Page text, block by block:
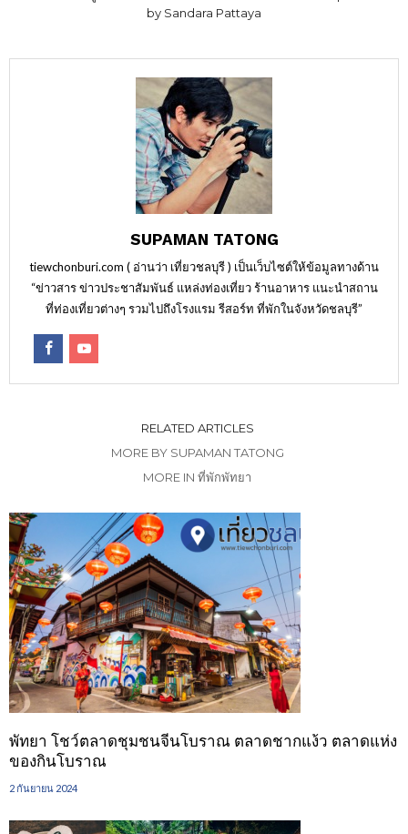
by Sandara Pattaya
SUPAMAN TATONG
tiewchonburi.com ( อ่านว่า เที่ยวชลบุรี ) เป็นเว็บไซต์ให้ข้อมูลทางด้าน
“ข่าวสาร ข่าวประชาสัมพันธ์ แหล่งท่องเที่ยว ร้านอาหาร แนะนำสถาน
ที่ท่องเที่ยวต่างๆ รวมไปถึงโรงแรม รีสอร์ท ที่พักในจังหวัดชลบุรี”
RELATED ARTICLES
MORE BY SUPAMAN TATONG
MORE IN ที่พักพัทยา
พัทยา โชว์ตลาดชุมชนจีนโบราณ ตลาดชากแง้ว ตลาดแห่ง
ของกินโบราณ
2 กันยายน 2024